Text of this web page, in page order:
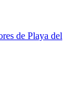
de Playa del